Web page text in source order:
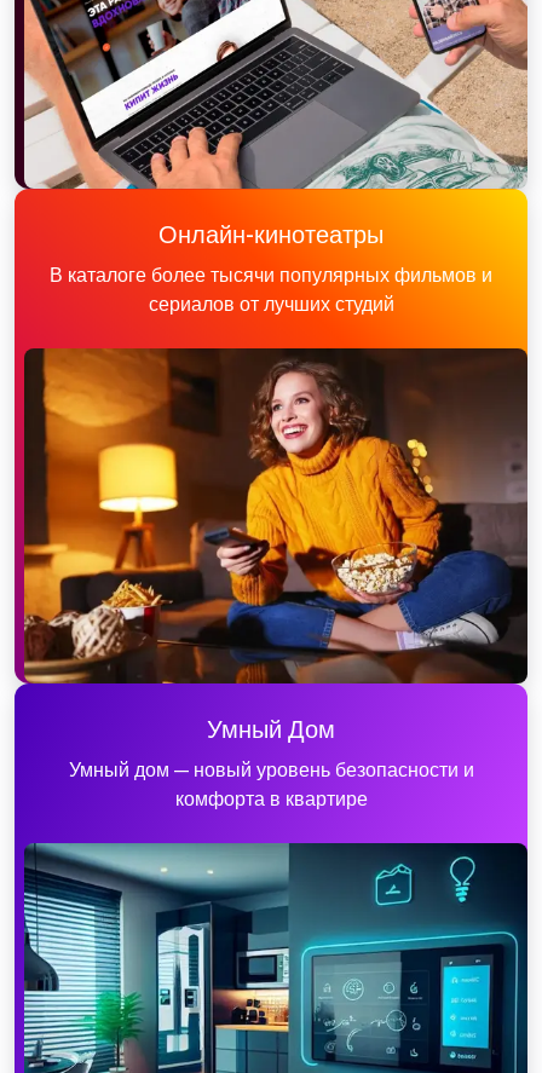
Онлайн-кинотеатры
В каталоге более тысячи популярных фильмов и
сериалов от лучших студий
Умный Дом
Умный дом — новый уровень безопасности и
комфорта в квартире